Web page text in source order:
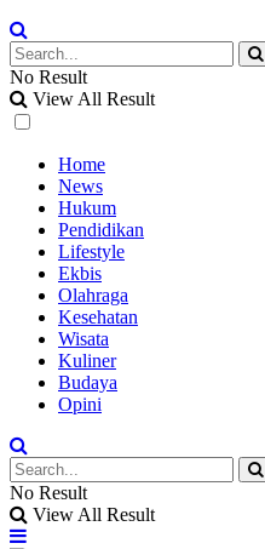
No Result
View All Result
Home
News
Hukum
Pendidikan
Lifestyle
Ekbis
Olahraga
Kesehatan
Wisata
Kuliner
Budaya
Opini
No Result
View All Result